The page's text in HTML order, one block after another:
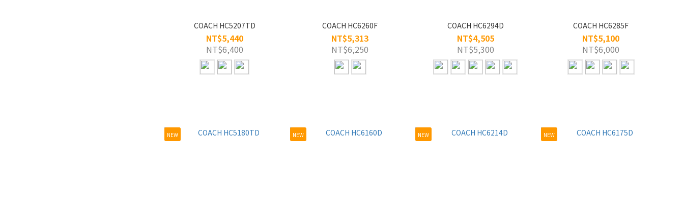
COACH HC5207TD
NT$5,440
NT$6,400
COACH HC6260F
NT$5,313
NT$6,250
COACH HC6294D
NT$4,505
NT$5,300
COACH HC6285F
NT$5,100
NT$6,000
NEW NEW NEW NEW